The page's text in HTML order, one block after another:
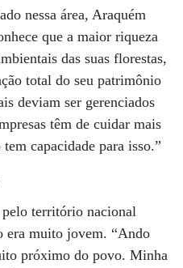
nessa área, Araquém
que a maior riqueza
das suas florestas,
total do seu patrimônio
deviam ser gerenciados
têm de cuidar mais
capacidade para isso.”
território nacional
era muito jovem. “Ando
próximo do povo. Minha